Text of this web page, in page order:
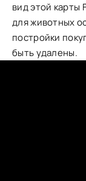
вид этой карты
для животных
постройки
быть удалены.